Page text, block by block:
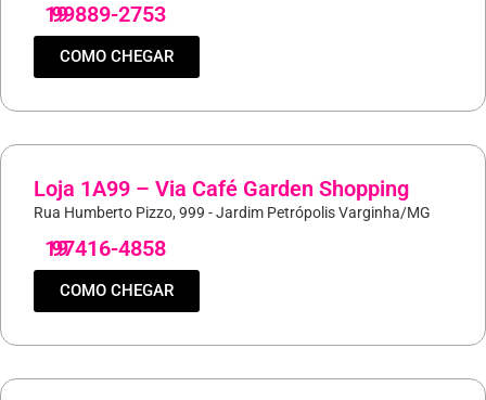
19
99889-2753
COMO CHEGAR
Loja 1A99 – Via Café Garden Shopping
Rua Humberto Pizzo, 999 - Jardim Petrópolis Varginha/MG
19
97416-4858
COMO CHEGAR